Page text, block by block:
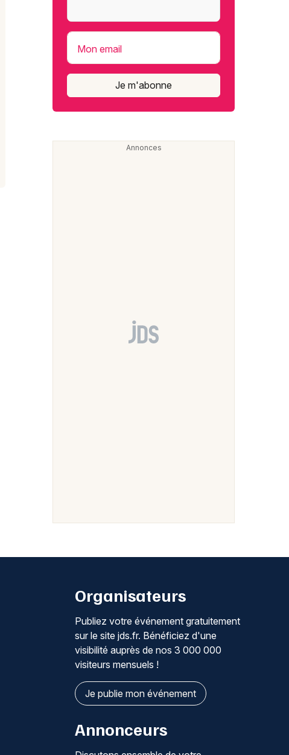
Mon email
Je m'abonne
Organisateurs
Publiez votre événement gratuitement
sur le site jds.fr. Bénéficiez d'une
visibilité auprès de nos 3 000 000
visiteurs mensuels !
Je publie mon événement
Annonceurs